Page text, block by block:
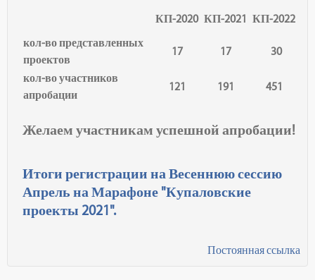
КП-2020 КП-2021 КП-2022
кол-во представленных
проектов
17 17
30
кол-во участников
апробации
121 191 451
Желаем участникам успешной апробации!
Итоги регистрации на Весеннюю сессию
Апрель на Марафоне "Купаловские
проекты 2021".
Постоянная ссылка